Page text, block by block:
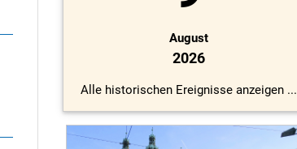
August
2026
Alle historischen Ereignisse anzeigen ...